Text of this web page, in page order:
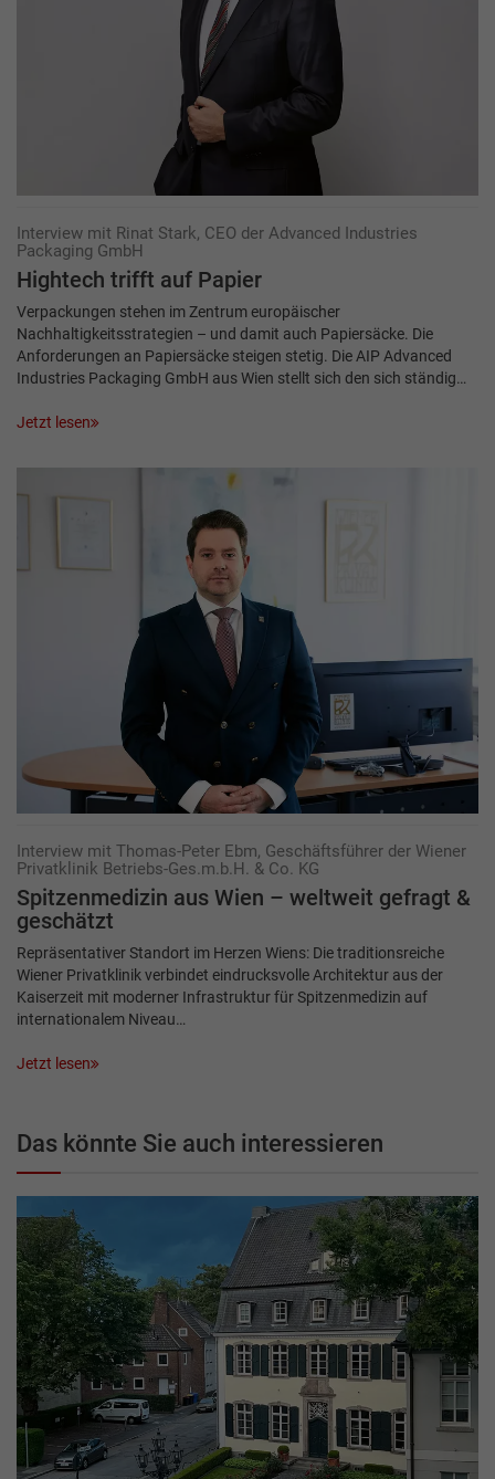
Interview mit Rinat Stark, CEO der Advanced Industries
Packaging GmbH
Hightech trifft auf Papier
Verpackungen stehen im Zentrum europäischer
Nachhaltigkeitsstrategien – und damit auch Papiersäcke. Die
Anforderungen an Papiersäcke steigen stetig. Die AIP Advanced
Industries Packaging GmbH aus Wien stellt sich den sich ständig…
Jetzt lesen
Interview mit Thomas-Peter Ebm, Geschäftsführer der Wiener
Privatklinik Betriebs-Ges.m.b.H. & Co. KG
Spitzenmedizin aus Wien – weltweit gefragt &
geschätzt
Repräsentativer Standort im Herzen Wiens: Die traditionsreiche
Wiener Privatklinik verbindet eindrucksvolle Architektur aus der
Kaiserzeit mit moderner Infrastruktur für Spitzenmedizin auf
internationalem Niveau…
Jetzt lesen
Das könnte Sie auch interessieren